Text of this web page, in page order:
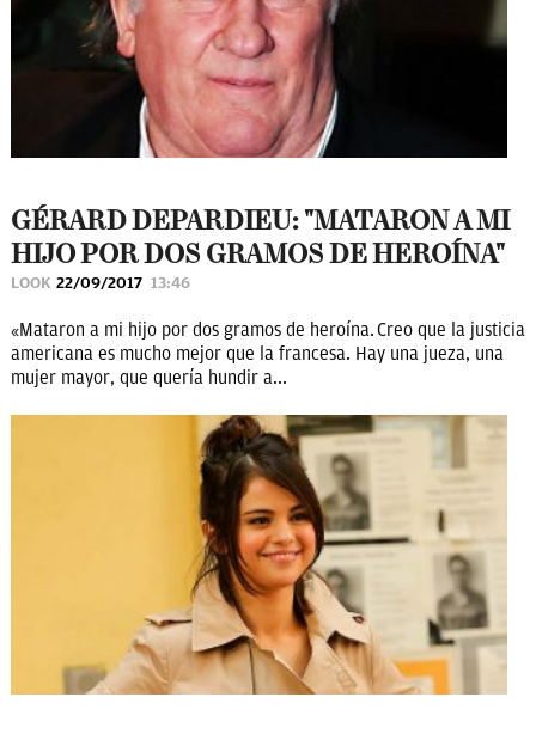
GÉRARD DEPARDIEU: "MATARON A MI
HIJO POR DOS GRAMOS DE HEROÍNA"
LOOK 22/09/2017 13:46
«Mataron a mi hijo por dos gramos de heroína. Creo que la justicia
americana es mucho mejor que la francesa. Hay una jueza, una
mujer mayor, que quería hundir a...